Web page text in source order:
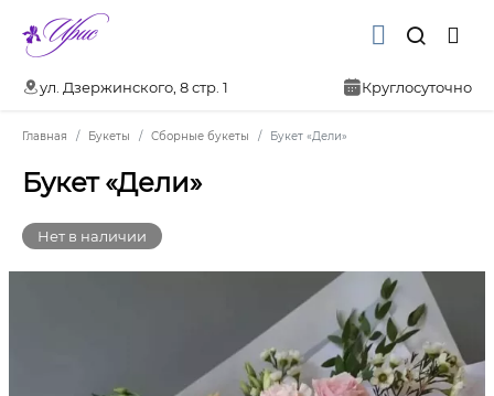
ул. Дзержинского, 8 стр. 1 Круглосуточно
Главная Букеты Сборные букеты Букет «Дели»
Букет «Дели»
Нет в наличии